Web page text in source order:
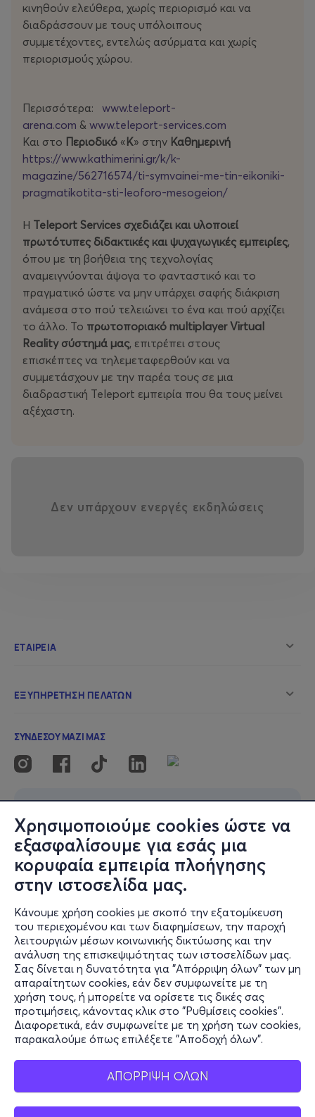
Χρησιμοποιούμε cookies ώστε να
εξασφαλίσουμε για εσάς μια
κορυφαία εμπειρία πλοήγησης
στην ιστοσελίδα μας.
Κάνουμε χρήση cookies με σκοπό την εξατομίκευση
του περιεχομένου και των διαφημίσεων, την παροχή
λειτουργιών μέσων κοινωνικής δικτύωσης και την
ανάλυση της επισκεψιμότητας των ιστοσελίδων μας.
Σας δίνεται η δυνατότητα για "Απόρριψη όλων" των μη
απαραίτητων cookies, εάν δεν συμφωνείτε με τη
χρήση τους, ή μπορείτε να ορίσετε τις δικές σας
προτιμήσεις, κάνοντας κλικ στο "Ρυθμίσεις cookies".
Διαφορετικά, εάν συμφωνείτε με τη χρήση των cookies,
παρακαλούμε όπως επιλέξετε "Αποδοχή όλων".
ΑΠΟΡΡΙΨΗ ΟΛΩΝ
Υπό προϋποθέσεις και κατόπιν συνεννόησης, η Teleport
εμπειρία μπορεί να μεταφερθεί και σε άλλο χώρο .
Για αγορά εισητηρίων μέχρι 4 άτομα και πάνω από 8
Η διαθεσιμότητα μεταβάλλεται.
ΠΩΛΗΣΗ ΕΙΣΙΤΗΡΙΩΝ: 210 6015332 | www.more.com
Περισσότερα:www.teleport-services.com
www.teleport-arena.com
Instagram profile:www.instagram.com/teleport_arena
κινηθούν ελεύθερα, χωρίς περιορισμό και να
διαδράσσουν με τους υπόλοιπους
συμμετέχοντες, εντελώς ασύρματα και χωρίς
περιορισμούς χώρου.
Περισσότερα: www.teleport-
arena.com & www.teleport-services.com
Και στο Περιοδικό «Κ» στην Καθημερινή
https://www.kathimerini.gr/k/k-
magazine/562716574/ti-symvainei-me-tin-eikoniki-
pragmatikotita-sti-leoforo-mesogeion/
Η Teleport Services σχεδιάζει και υλοποιεί
πρωτότυπες διδακτικές και ψυχαγωγικές εμπειρίες,
όπου με τη βοήθεια της τεχνολογίας
αναμειγνύονται άψογα το φανταστικό και το
πραγματικό ώστε να μην υπάρχει σαφής διάκριση
ανάμεσα στο πού τελειώνει το ένα και πού αρχίζει
το άλλο. Το πρωτοποριακό multiplayer Virtual
Reality σύστημά μας, επιτρέπει στους
επισκέπτες να τηλεμεταφερθούν και να
συμμετάσχουν με την παρέα τους σε μια
διαδραστική Teleport εμπειρία που θα τους μείνει
αξέχαστη.
Δεν υπάρχουν ενεργές εκδηλώσεις